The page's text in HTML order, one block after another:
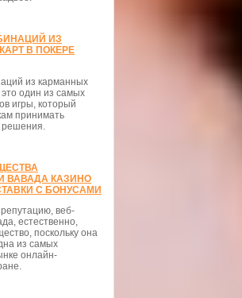
ИЗ
В ПОКЕРЕ
из карманных
это один из самых
игры, который
принимать
решения.
ВАВАДА КАЗИНО
С БОНУСАМИ
веб-
естественно,
поскольку она
из самых
онлайн-